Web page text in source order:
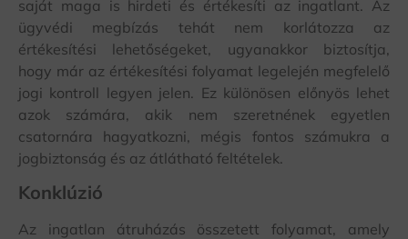
saját maga is hirdeti és értékesíti az ingatlant. Az
ügyvédi megbízás tehát nem korlátozza az
értékesítési lehetőségeket, ugyanakkor biztosítja,
hogy már az értékesítési folyamat legelején megfelelő
jogi kontroll legyen jelen. Ez különösen előnyös lehet
azok számára, akik nem szeretnének egyetlen
csatornára hagyatkozni, mégis fontos számukra a
jogbiztonság és az átlátható feltételek.
Konklúzió
Az ingatlan átruházás összetett folyamat, amely